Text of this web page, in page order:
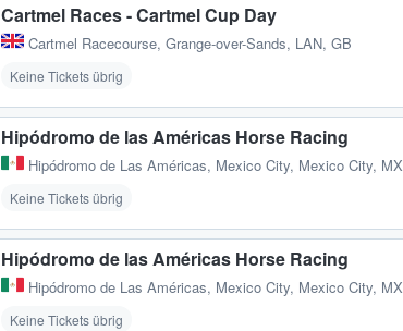
Cartmel Races - Cartmel Cup Day
Cartmel Racecourse, Grange-over-Sands, LAN, GB
Keine Tickets übrig
Hipódromo de las Américas Horse Racing
Hipódromo de Las Américas, Mexico City, Mexico City, MX
Keine Tickets übrig
Hipódromo de las Américas Horse Racing
Hipódromo de Las Américas, Mexico City, Mexico City, MX
Keine Tickets übrig